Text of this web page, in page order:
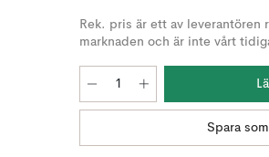
Rek. pris är ett av leverantören
marknaden och är inte vårt
Spara